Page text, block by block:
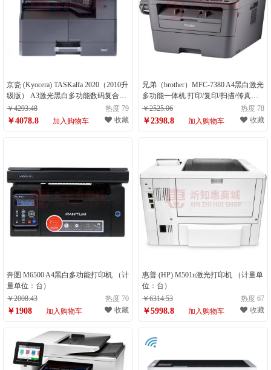
京瓷 (Kyocera) TASKalfa 2020（2010升
级版） A3激光黑白多功能数码复合机
（打印复印扫描）（计量单位：台）
￥4293.48 热度 79
￥4078.8 加入购物车 收藏
兄弟（brother）MFC-7380 A4黑白激光
多功能一体机 打印/复印/扫描/传真
（计量单位：台）
￥2525.06 热度 78
￥2398.8 加入购物车 收藏
奔图 M6500 A4黑白多功能打印机 （计
量单位：台）
￥2008.43
热度 70
￥1908 加入购物车 收藏
惠普 (HP) M501n激光打印机 （计量单
位：台）
￥6314.53
热度 67
￥5998.8 加入购物车 收藏